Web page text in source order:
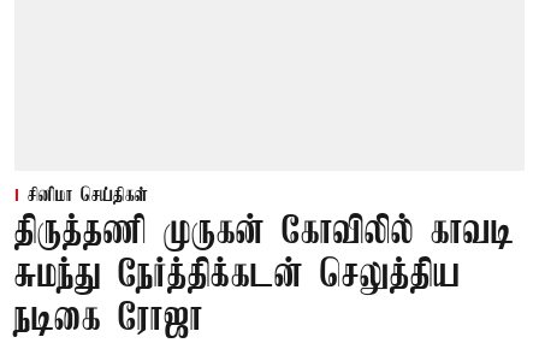
சினிமா செய்திகள்
திருத்தணி முருகன் கோவிலில் காவடி
சுமந்து நேர்த்திக்கடன் செலுத்திய
நடிகை ரோஜா